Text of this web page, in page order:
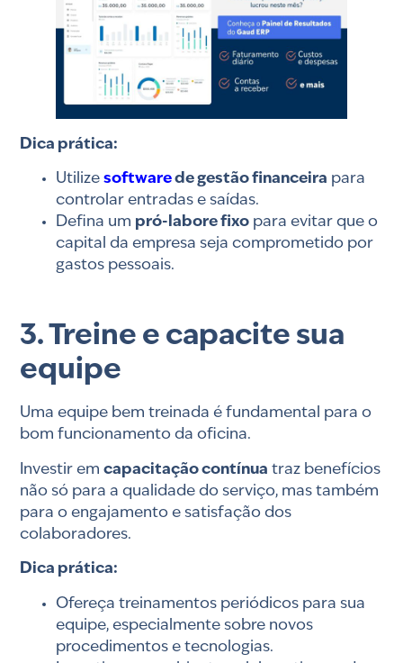
Dica prática:
Utilizesoftwarede gestão financeira para
controlar entradas e saídas.
Defina um pró-labore fixo para evitar que o
capital da empresa seja comprometido por
gastos pessoais.
3. Treine e capacite sua
equipe
Uma equipe bem treinada é fundamental para o
bom funcionamento da oficina.
Investir emcapacitação contínua traz benefícios
não só para a qualidade do serviço, mas também
para o engajamento e satisfação dos
colaboradores.
Dica prática:
Ofereça treinamentos periódicos para sua
equipe, especialmente sobre novos
procedimentos e tecnologias.